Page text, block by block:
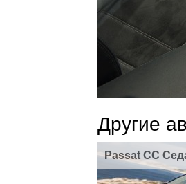
Другие
Passat CC